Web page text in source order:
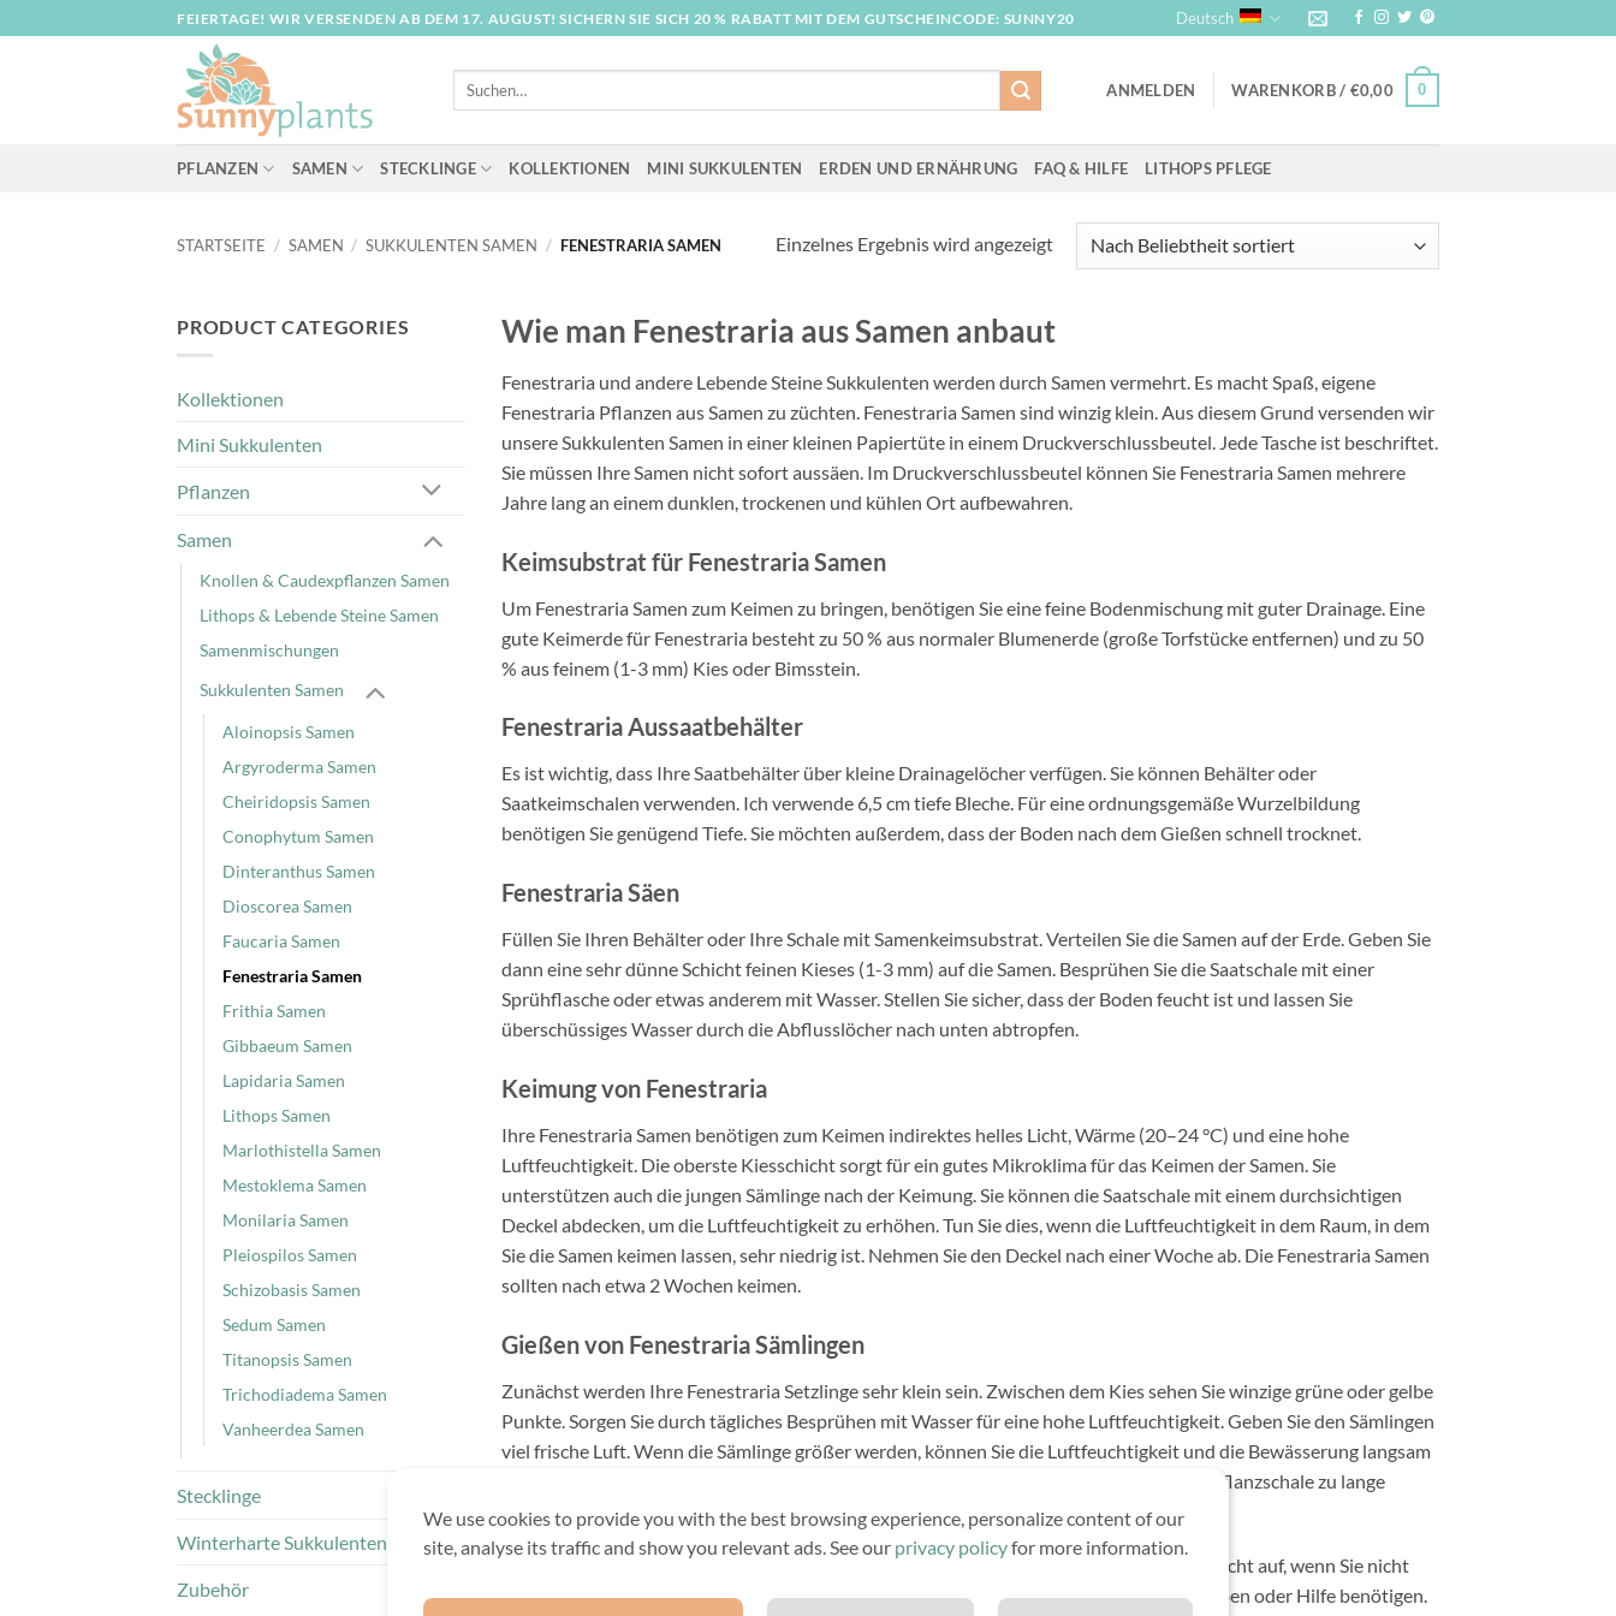
Inhalt
FEIERTAGE! WIR VERSENDEN AB DEM 17. AUGUST! SICHERN SIE SICH 20 % RABATT MIT DEM GUTSCHEINCODE: SUNNY20 Deutsch
Suche
ANMELDEN WARENKORB / €0,00 0
PFLANZEN SAMEN STECKLINGE KOLLEKTIONEN MINI SUKKULENTEN ERDEN UND ERNÄHRUNG FAQ & HILFE LITHOPS PFLEGE
STARTSEITE / SAMEN / SUKKULENTEN SAMEN / FENESTRARIA SAMEN Einzelnes Ergebnis wird angezeigt
PRODUCT CATEGORIES
Kollektionen
Mini Sukkulenten
Pflanzen
Samen
Knollen & Caudexpflanzen Samen
Lithops & Lebende Steine Samen
Samenmischungen
Sukkulenten Samen
Aloinopsis Samen
Argyroderma Samen
Cheiridopsis Samen
Conophytum Samen
Dinteranthus Samen
Dioscorea Samen
Faucaria Samen
Fenestraria Samen
Frithia Samen
Gibbaeum Samen
Lapidaria Samen
Lithops Samen
Marlothistella Samen
Mestoklema Samen
Monilaria Samen
Pleiospilos Samen
Schizobasis Samen
Sedum Samen
Titanopsis Samen
Trichodiadema Samen
Vanheerdea Samen
Stecklinge
Winterharte Sukkulenten
Zubehör
Wie man Fenestraria aus Samen anbaut
Fenestraria und andere Lebende Steine Sukkulenten werden durch Samen vermehrt. Es macht Spaß, eigene
Fenestraria Pflanzen aus Samen zu züchten. Fenestraria Samen sind winzig klein. Aus diesem Grund versenden wir
unsere Sukkulenten Samen in einer kleinen Papiertüte in einem Druckverschlussbeutel. Jede Tasche ist beschriftet.
Sie müssen Ihre Samen nicht sofort aussäen. Im Druckverschlussbeutel können Sie Fenestraria Samen mehrere
Jahre lang an einem dunklen, trockenen und kühlen Ort aufbewahren.
Keimsubstrat für Fenestraria Samen
Um Fenestraria Samen zum Keimen zu bringen, benötigen Sie eine feine Bodenmischung mit guter Drainage. Eine
gute Keimerde für Fenestraria besteht zu 50 % aus normaler Blumenerde (große Torfstücke entfernen) und zu 50
% aus feinem (1-3 mm) Kies oder Bimsstein.
Fenestraria Aussaatbehälter
Es ist wichtig, dass Ihre Saatbehälter über kleine Drainagelöcher verfügen. Sie können Behälter oder
Saatkeimschalen verwenden. Ich verwende 6,5 cm tiefe Bleche. Für eine ordnungsgemäße Wurzelbildung
benötigen Sie genügend Tiefe. Sie möchten außerdem, dass der Boden nach dem Gießen schnell trocknet.
Fenestraria Säen
Füllen Sie Ihren Behälter oder Ihre Schale mit Samenkeimsubstrat. Verteilen Sie die Samen auf der Erde. Geben Sie
dann eine sehr dünne Schicht feinen Kieses (1-3 mm) auf die Samen. Besprühen Sie die Saatschale mit einer
Sprühflasche oder etwas anderem mit Wasser. Stellen Sie sicher, dass der Boden feucht ist und lassen Sie
überschüssiges Wasser durch die Abflusslöcher nach unten abtropfen.
Keimung von Fenestraria
Ihre Fenestraria Samen benötigen zum Keimen indirektes helles Licht, Wärme (20–24 °C) und eine hohe
Luftfeuchtigkeit. Die oberste Kiesschicht sorgt für ein gutes Mikroklima für das Keimen der Samen. Sie
unterstützen auch die jungen Sämlinge nach der Keimung. Sie können die Saatschale mit einem durchsichtigen
Deckel abdecken, um die Luftfeuchtigkeit zu erhöhen. Tun Sie dies, wenn die Luftfeuchtigkeit in dem Raum, in dem
Sie die Samen keimen lassen, sehr niedrig ist. Nehmen Sie den Deckel nach einer Woche ab. Die Fenestraria Samen
sollten nach etwa 2 Wochen keimen.
Gießen von Fenestraria Sämlingen
Zunächst werden Ihre Fenestraria Setzlinge sehr klein sein. Zwischen dem Kies sehen Sie winzige grüne oder gelbe
Punkte. Sorgen Sie durch tägliches Besprühen mit Wasser für eine hohe Luftfeuchtigkeit. Geben Sie den Sämlingen
viel frische Luft. Wenn die Sämlinge größer werden, können Sie die Luftfeuchtigkeit und die Bewässerung langsam
reduzieren. Dies hilft den Pflanzen, eine starke Wurzelstruktur zu bilden. Wenn Sie die Pflanzschale zu lange
feucht halten, kann es zu Fäulnis und Schimmelbildung kommen.
Der Anbau von Sukkulenten aus Samen ist ein Spiel aus Versuch und Irrtum. Geben Sie nicht auf, wenn Sie nicht
sofort Erfolg haben. Sie können mich jederzeit kontaktieren, wenn Sie weitere Fragen haben oder Hilfe benötigen.
We use cookies to provide you with the best browsing experience, personalize content of our
site, analyse its traffic and show you relevant ads. See our privacy policyfor more information.